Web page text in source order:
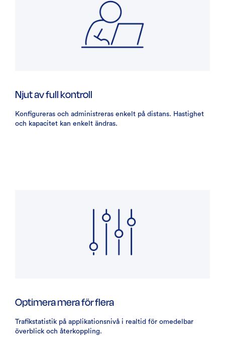
Njut av full kontroll
Konfigureras och administreras enkelt på distans. Hastighet
och kapacitet kan enkelt ändras.
Optimera mera för flera
Trafikstatistik på applikationsnivå i realtid för omedelbar
överblick och återkoppling.